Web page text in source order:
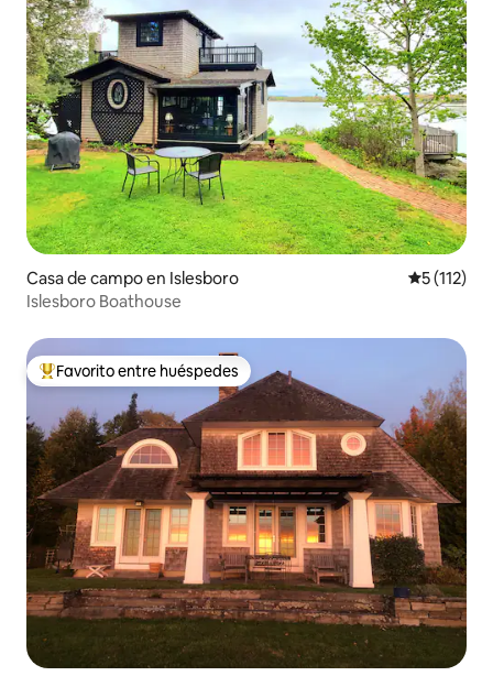
Casa de campo en Islesboro
5 (112)
Islesboro Boathouse
Favorito entre huéspedes preferido
Favorito entre huéspedes